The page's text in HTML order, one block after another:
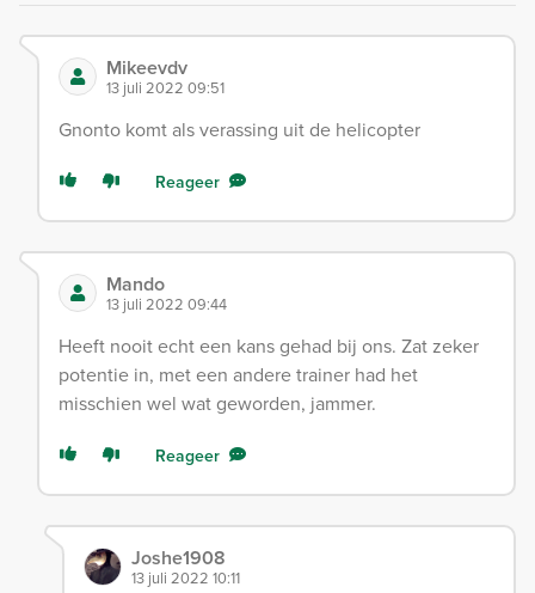
Mikeevdv
13 juli 2022 09:51
Gnonto komt als verassing uit de helicopter
Reageer
Mando
13 juli 2022 09:44
Heeft nooit echt een kans gehad bij ons. Zat zeker
potentie in, met een andere trainer had het
misschien wel wat geworden, jammer.
Reageer
Joshe1908
13 juli 2022 10:11